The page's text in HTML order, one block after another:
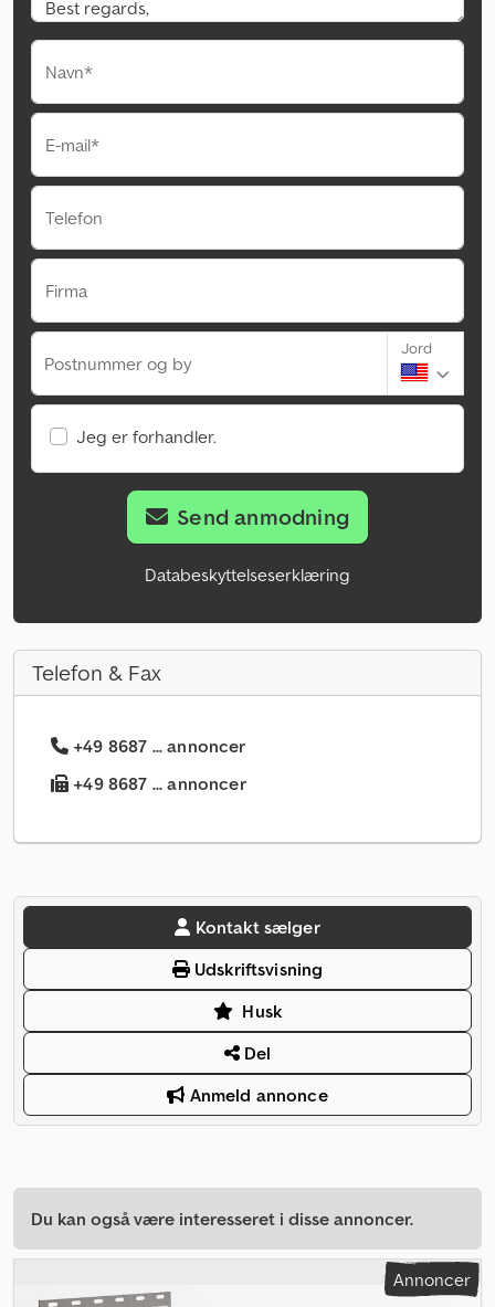
Navn*
E-mail*
Telefon
Firma
Postnummer og by
Jord
Jeg er forhandler.
Send anmodning
Databeskyttelseserklæring
Telefon & Fax
+49 8687 ... annoncer
+49 8687 ... annoncer
Kontakt sælger
Udskriftsvisning
Husk
Del
Anmeld annonce
Du kan også være interesseret i disse annoncer.
Annoncer